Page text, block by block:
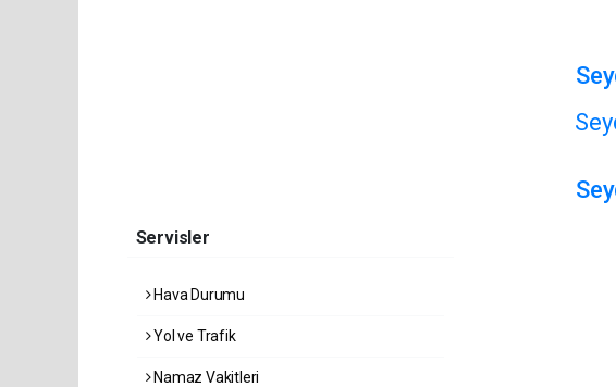
Servisler
Hava Durumu
Yol ve Trafik
Namaz Vakitleri